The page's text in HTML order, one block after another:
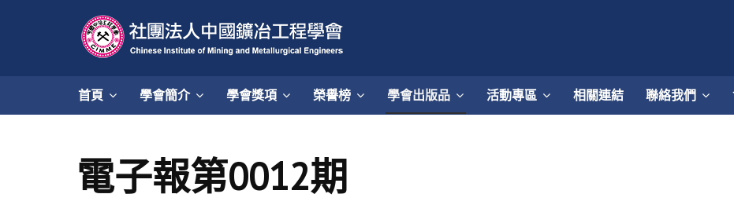
首頁 學會簡介 學會獎項 榮譽榜 學會出版品 活動專區 相關連結 聯絡我們
電子報第0012期